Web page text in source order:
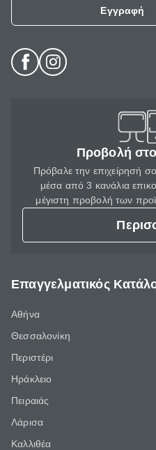
Εγγραφή
Προβολή
Πρόβαλε την επιχείρησή
μέσα από 3 κανάλια
μέγιστη προβολή των
Επαγγελματικός
Αθήνα
Θεσσαλονίκη
Περιστέρι
Ηράκλειο
Πειραιάς
Λάρισα
Καλλιθέα